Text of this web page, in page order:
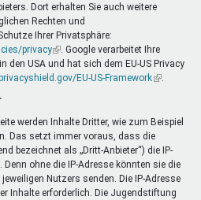
Dort erhalten Sie auch weitere
Rechten und
Ihrer Privatsphäre:
privacy(Link
ist
extern)
. Google verarbeitet Ihre
den USA und hat sich dem EU-US Privacy
EU-US-Framework(Link
werden Inhalte Dritter, wie zum Beispiel
Das setzt immer voraus, dass die
bezeichnet als „Dritt-Anbieter“) die IP-
ohne die IP-Adresse könnten sie die
Nutzers senden. Die IP-Adresse
Inhalte erforderlich. Die Jugendstiftung